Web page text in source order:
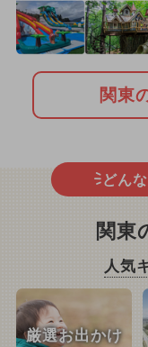
関東
どん
関東
人気
厳選お出かけ